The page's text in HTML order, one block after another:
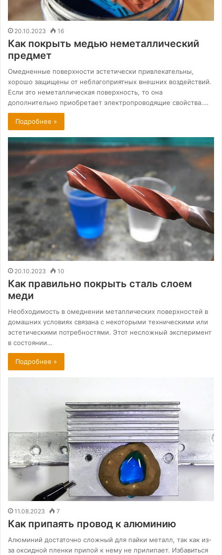
20.10.2023 16
Как покрыть медью неметаллический
предмет
Омедненные поверхности эстетически привлекательны,
хорошо защищены от неблагоприятных внешних воздействий.
Если это неметаллическая поверхность, то она
дополнительно приобретает электропроводящие свойства.…
Подробнее »
20.10.2023 10
Как правильно покрыть сталь слоем
меди
Необходимость в омеднении металлических поверхностей в
домашних условиях связана с некоторыми техническими или
эстетическими потребностями. Этот несложный эксперимент
в состоянии…
Подробнее »
11.08.2023 7
Как припаять провод к алюминию
Алюминий достаточно сложный для пайки металл, так как из-
за оксидной пленки припой к нему не прилипает. Избавиться